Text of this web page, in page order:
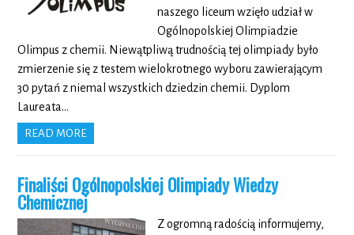
naszego liceum wzięło udział w
Ogólnopolskiej Olimpiadzie
Olimpus z chemii. Niewątpliwą trudnością tej olimpiady było
zmierzenie się z testem wielokrotnego wyboru zawierającym
30 pytań z niemal wszystkich dziedzin chemii. Dyplom
Laureata…
READ MORE
Finaliści Ogólnopolskiej Olimpiady Wiedzy
Chemicznej
Z ogromną radością informujemy,